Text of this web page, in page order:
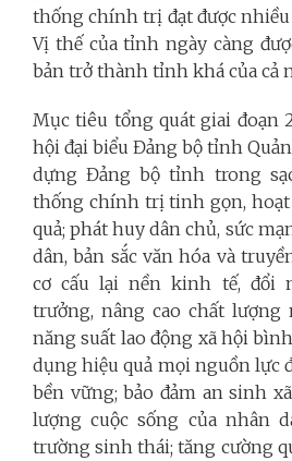
thống chính trị đạt được nhiều
Vị thế của tỉnh ngày càng
bản trở thành tỉnh khá của cả
Mục tiêu tổng quát giai đoạn
hội đại biểu Đảng bộ tỉnh
dựng Đảng bộ tỉnh trong
thống chính trị tinh gọn, hoạt
quả; phát huy dân chủ, sức
dân, bản sắc văn hóa và
cơ cấu lại nền kinh tế, đổi
trưởng, nâng cao chất lượng
năng suất lao động xã hội
dụng hiệu quả mọi nguồn lực
bền vững; bảo đảm an sinh
lượng cuộc sống của nhân
trường sinh thái; tăng cường